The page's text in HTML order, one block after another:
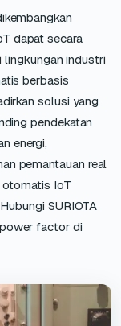
dapat secara
lingkungan industri
berbasis
solusi yang
pendekatan
energi,
pemantauan real
IoT
SURIOTA
factor di